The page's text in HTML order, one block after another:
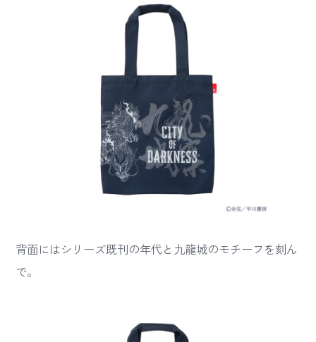
背面にはシリーズ既刊の年代と九龍城のモチーフを刻ん
で。